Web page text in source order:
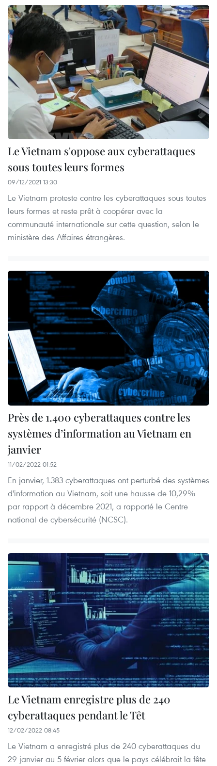
Le Vietnam s'oppose aux cyberattaques
sous toutes leurs formes
09/12/2021 13:30
Le Vietnam proteste contre les cyberattaques sous toutes
leurs formes et reste prêt à coopérer avec la
communauté internationale sur cette question, selon le
ministère des Affaires étrangères.
Près de 1.400 cyberattaques contre les
systèmes d’information au Vietnam en
janvier
11/02/2022 01:52
En janvier, 1.383 cyberattaques ont perturbé des systèmes
d'information au Vietnam, soit une hausse de 10,29%
par rapport à décembre 2021, a rapporté le Centre
national de cybersécurité (NCSC).
Le Vietnam enregistre plus de 240
cyberattaques pendant le Têt
12/02/2022 08:45
Le Vietnam a enregistré plus de 240 cyberattaques du
29 janvier au 5 février alors que le pays célébrait la fête